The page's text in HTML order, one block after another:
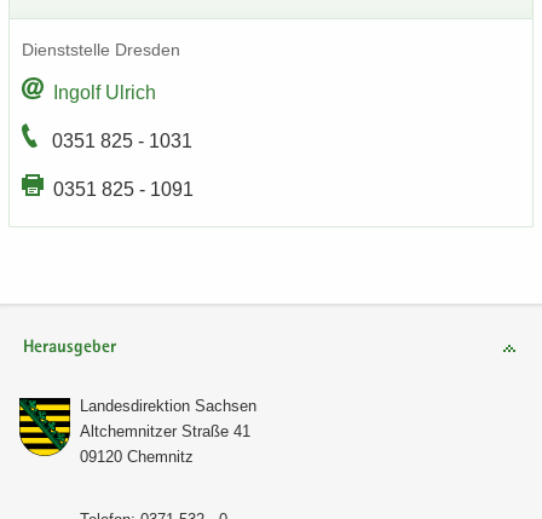
Dienst­stel­le Dres­den
In­golf Ul­rich
0351 825 - 1031
0351 825 - 1091
Herausgeber
Lan­des­di­rek­ti­on Sach­sen
Alt­chem­nit­zer Stra­ße 41
09120 Chem­nitz